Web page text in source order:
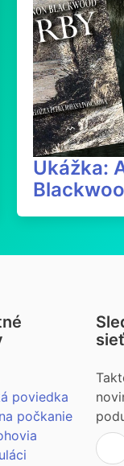
Ukážka:
poviedka
počkanie